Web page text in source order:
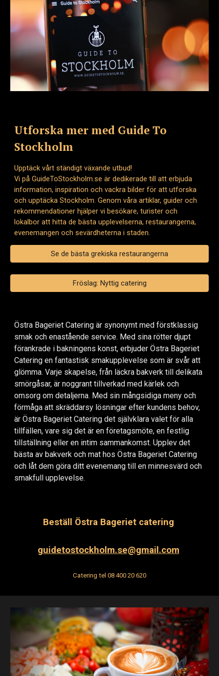
Utforska mer med Guide To
Stockholm
Upptäck vårt ständigt växande utbud!
Vi på GuideToStockholm.se är dedikerade till att erbjuda
information, inspiration och vackra bilder för att utforska
och upptäcka Stockholm. Genom våra artiklar, guider och
rekommendationer hjälper vi besökare, turister och
lokalbor att hitta de bästa upplevelserna, restaurangerna,
evenemangen och sevärdheterna i staden.
Se de bästa grekiska restaurangerna
Fröslag: Nyttig catering
Östra Bageriet Catering är synonymt med förstklassig
smak och enastående service. Med sina rötter djupt
förankrade i bakningens konst, erbjuder Östra Bageriet
Catering en fantastisk smakupplevelse som är svår att
glömma. Varje skapelse, från läckra bakverk till delikata
smörgåsar, är noggrant tillverkad med kärlek och
omsorg om detaljerna. Med sin mångsidiga meny och
förmåga att skräddarsy lösningar efter kundens behov,
är Östra Bageriet Catering det självklara valet för alla
tillfällen, vare sig det är en företagsmöte, en festlig
tillställning eller en intim sammankomst. Upplev det
bästa av bakverk och mat hos Östra Bageriet Catering
och låt dem göra ditt evenemang till en minnesvärd och
smakfull upplevelse.
Beställ Östra Bageriet catering
guidetostockholm.se@gmail.com
Catering tel 08 400 20 620